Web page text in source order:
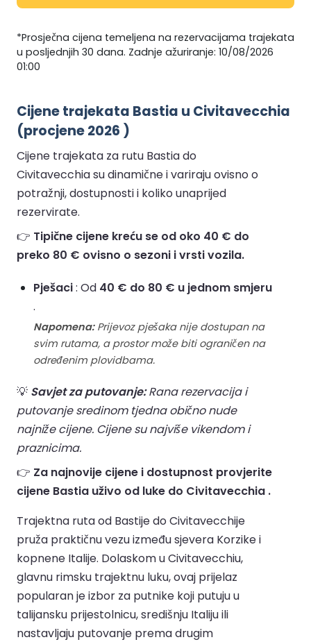
*Prosječna cijena temeljena na rezervacijama trajekata
u posljednjih 30 dana. Zadnje ažuriranje: 10/08/2026
01:00
Cijene trajekata Bastia u Civitavecchia
(procjene 2026 )
Cijene trajekata za rutu Bastia do
Civitavecchia su dinamične i variraju ovisno o
potražnji, dostupnosti i koliko unaprijed
rezervirate.
👉 Tipične cijene kreću se od oko 40 € do
preko 80 € ovisno o sezoni i vrsti vozila.
Pješaci: Od 40 € do 80 € u jednom smjeru
.
Napomena:Prijevoz pješaka nije dostupan na
svim rutama, a prostor može biti ograničen na
određenim plovidbama.
💡 Savjet za putovanje:Rana rezervacija i
putovanje sredinom tjedna obično nude
najniže cijene. Cijene su najviše vikendom i
praznicima.
👉 Za najnovije cijene i dostupnost provjerite
cijene Bastia uživo od luke do Civitavecchia .
Trajektna ruta od Bastije do Civitavecchije
pruža praktičnu vezu između sjevera Korzike i
kopnene Italije. Dolaskom u Civitavecchiu,
glavnu rimsku trajektnu luku, ovaj prijelaz
popularan je izbor za putnike koji putuju u
talijansku prijestolnicu, središnju Italiju ili
nastavljaju putovanje prema drugim